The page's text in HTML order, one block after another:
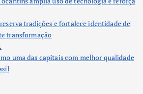
tradições e fortalece identidade de
transformação
uma das capitais com melhor qualidade